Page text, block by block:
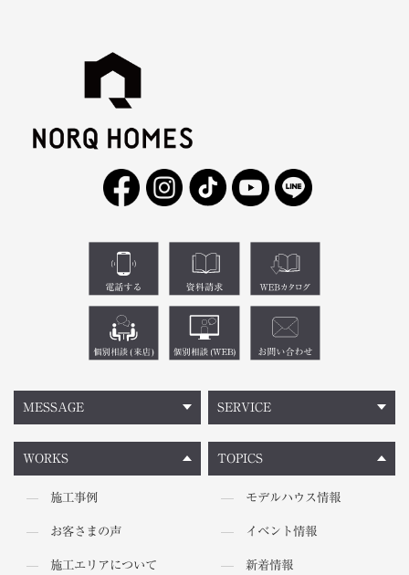
MESSAGE
WORKS
施工事例
お客さまの声
施工エリアについて
TOPICS
モデルハウス情報
イベント情報
新着情報
SERVICE